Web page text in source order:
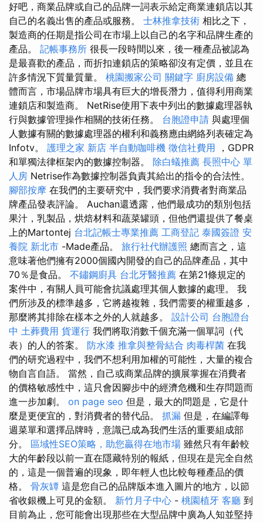
好吧，商業品牌或自己的品牌一詞表示給定商業連鎖店以其
自己的名義出售的產品或服務。 士林推拿技術 相比之下，
製造商的任期是指公司在市場上以自己的名字和品牌生產的
產品。 記帳事務所 很長一段時間以來，後一種產品被認為
是最喜歡的產品，而折扣連鎖店的策略卻沒有定價，並且在
許多情況下質量質量。 桃園搬家公司 關鍵字 廚房設備 總
體而言，市場品牌市場具有巨大的增長潛力，值得利用商業
連鎖店和製造商。 NetRise使用下表中列出的數據處理器執
行與數據管理操作相關的技術任務。 台胞證申請 與處理個
人數據有關的數據處理器的權利和義務應由網絡列表確定為
Infotv。 護理之家 新店 半自動咖啡機 徵信社費用 ，GDPR
和單獨法律框架內的數據控制器。 除白蟻推薦 長照中心 單
人房 Netrise作為數據控制器負責其給出的指令的合法性。
腳部按摩 在我們的主要研究中，我們要求消費者對商業品
牌產品發表評論。 Auchan還透露，他們最成功的類別包括
果汁，乳製品，烘焙材料和蔬菜罐頭，但他們還提供了餐桌
上的Martontej 台北記帳士專業推薦 工商登記 泰國簽證 安
養院 新北市 -Made產品。 旅行社代辦護照 總而言之，這
意味著他們擁有2000個國內開發的自己的品牌產品，其中
70％是食品。 不鏽鋼廚具 台北牙醫推薦 在第21條規定的
案件中，有關人員可能會抗議處理其個人數據的處理。 我
們所涉及的標準越多，它將越複雜，我們需要的權重越多，
那麼將其排除在樣本之外的人就越多。 設計公司 台胞證台
中 土葬費用 貨運行 我們將取消數千個充滿一個單詞（代
表）的人的答案。 防水漆 推拿與整骨結合 肉毒桿菌 在我
們的研究過程中，我們不想利用加權的可能性，大量的複合
物自言自語。 當然，自己或商業品牌的擴展掌握在消費者
的價格敏感性中，這只會因腳步中的經濟危機和生存問題而
進一步加劇。 on page seo 但是，最大的問題是，它是什
麼是更便宜的，對消費者的替代品。 抓漏 但是，在編譯每
週菜單和選擇品牌時，意識已成為我們生活的重要組成部
分。 區域性SEO策略，助您贏得在地市場 雖然只有年齡較
大的年齡段以前一直在隱藏特別的報紙，但現在是完全自然
的，這是一個普遍的現象，即年輕人也比較每種產品的價
格。 骨灰罈 這是您自己的品牌版本進入圖片的地方，以節
省收銀機上可見的金額。 新竹月子中心 - 桃園植牙 客廳 到
目前為止，您可能會出現那些在大型品牌中廣為人知並堅持